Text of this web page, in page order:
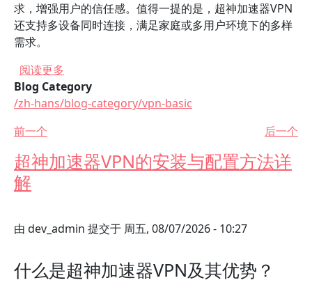
求，增强用户的信任感。值得一提的是，超神加速器VPN
还支持多设备同时连接，满足家庭或多用户环境下的多样
需求。
阅读更多
Blog Category
/zh-hans/blog-category/vpn-basic
前一个
后一个
超神加速器VPN的安装与配置方法详
解
由 dev_admin 提交于 周五, 08/07/2026 - 10:27
什么是超神加速器VPN及其优势？